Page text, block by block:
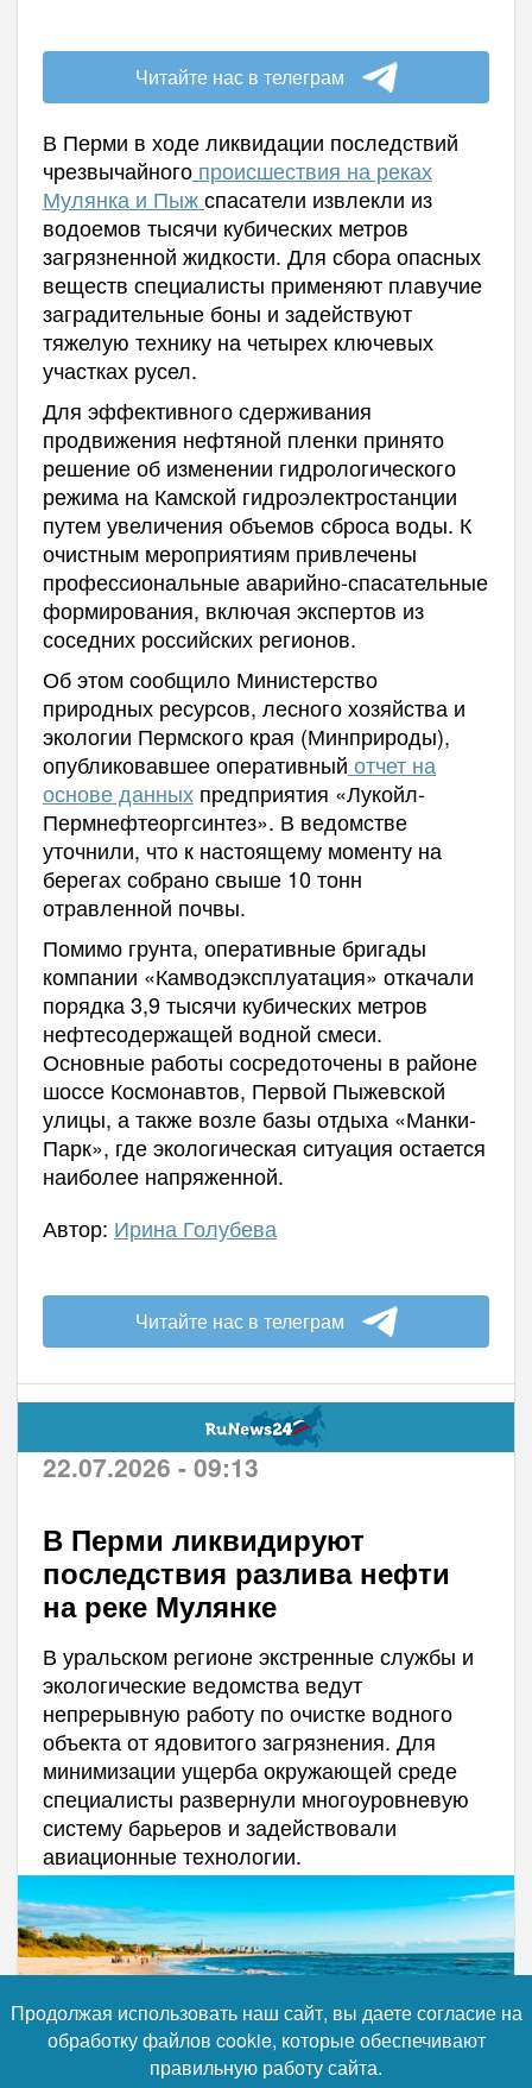
Читайте нас в телеграм
В Перми в ходе ликвидации последствий
чрезвычайногопроисшествия на реках
Мулянка и Пыжспасатели извлекли из
водоемов тысячи кубических метров
загрязненной жидкости. Для сбора опасных
веществ специалисты применяют плавучие
заградительные боны и задействуют
тяжелую технику на четырех ключевых
участках русел.
Для эффективного сдерживания
продвижения нефтяной пленки принято
решение об изменении гидрологического
режима на Камской гидроэлектростанции
путем увеличения объемов сброса воды. К
очистным мероприятиям привлечены
профессиональные аварийно-спасательные
формирования, включая экспертов из
соседних российских регионов.
Об этом сообщило Министерство
природных ресурсов, лесного хозяйства и
экологии Пермского края (Минприроды),
опубликовавшее оперативный отчет на
основе данныхпредприятия «Лукойл-
Пермнефтеоргсинтез». В ведомстве
уточнили, что к настоящему моменту на
берегах собрано свыше 10 тонн
отравленной почвы.
Помимо грунта, оперативные бригады
компании «Камводэксплуатация» откачали
порядка 3,9 тысячи кубических метров
нефтесодержащей водной смеси.
Основные работы сосредоточены в районе
шоссе Космонавтов, Первой Пыжевской
улицы, а также возле базы отдыха «Манки-
Парк», где экологическая ситуация остается
наиболее напряженной.
Автор: Ирина Голубева
Читайте нас в телеграм
22.07.2026 - 09:13
В Перми ликвидируют
последствия разлива нефти
на реке Мулянке
В уральском регионе экстренные службы и
экологические ведомства ведут
непрерывную работу по очистке водного
объекта от ядовитого загрязнения. Для
минимизации ущерба окружающей среде
специалисты развернули многоуровневую
систему барьеров и задействовали
авиационные технологии.
Продолжая использовать наш сайт, вы даете согласие на
обработку файлов cookie, которые обеспечивают
правильную работу сайта.